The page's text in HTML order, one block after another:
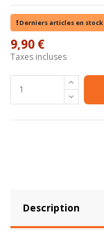
Derniers articles en stock
9,90 €
Taxes incluses
Description